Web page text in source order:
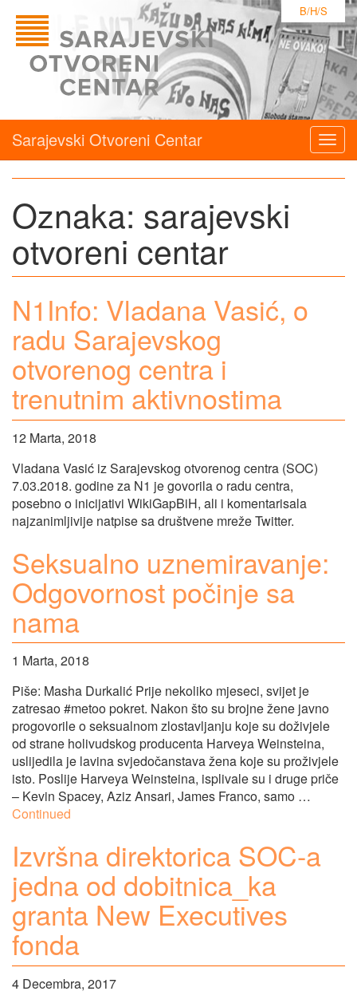
B/H/S
Sarajevski Otvoreni Centar
Oznaka: sarajevski
otvoreni centar
N1Info: Vladana Vasić, o
radu Sarajevskog
otvorenog centra i
trenutnim aktivnostima
12 Marta, 2018
Vladana Vasić iz Sarajevskog otvorenog centra (SOC)
7.03.2018. godine za N1 je govorila o radu centra,
posebno o inicijativi WikiGapBiH, ali i komentarisala
najzanimljivije natpise sa društvene mreže Twitter.
Seksualno uznemiravanje:
Odgovornost počinje sa
nama
1 Marta, 2018
Piše: Masha Durkalić Prije nekoliko mjeseci, svijet je
zatresao #metoo pokret. Nakon što su brojne žene javno
progovorile o seksualnom zlostavljanju koje su doživjele
od strane holivudskog producenta Harveya Weinsteina,
uslijedila je lavina svjedočanstava žena koje su proživjele
isto. Poslije Harveya Weinsteina, isplivale su i druge priče
– Kevin Spacey, Aziz Ansari, James Franco, samo …
Continued
Izvršna direktorica SOC-a
jedna od dobitnica_ka
granta New Executives
fonda
4 Decembra, 2017